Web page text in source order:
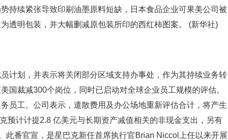
持续紧张导致印刷油墨原料短缺，日本食品企业可果美公司被
透明包装，并大幅删减原包装所印的西红柿图案。 (新华社)
计划，并表示将关闭部分区域支持办事处，作为其持续业务转
国裁减300个岗位，同时已启动对全球企业员工规模的评估。
员工。公司表示，遣散费用及办公场地重新评估合计，将产生
预计计提2.8 亿美元与长期资产减值相关的非现金支出，另有
此番官宣，是星巴克新任首席执行官Brian Niccol上任以来开展